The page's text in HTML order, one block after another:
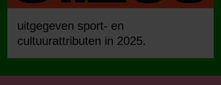
uitgegeven sport- en
cultuurattributen in 2025.